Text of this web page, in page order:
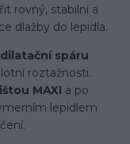
rovný, stabilní a
dlažby do lepidla.
spáru
roztažnosti.
MAXI a po
lepidlem